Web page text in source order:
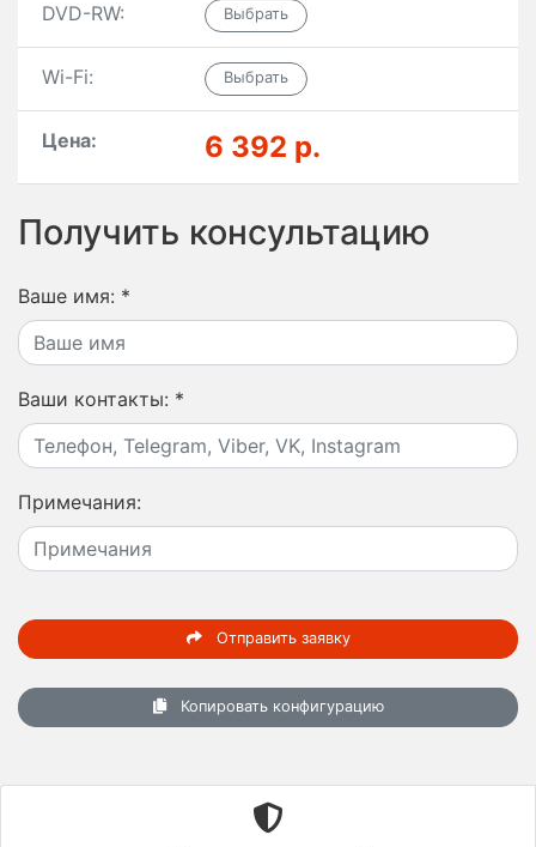
DVD-RW:
Wi-Fi:
Цена: 6 392 р.
Получить консультацию
Ваше имя: *
Ваши контакты: *
Примечания:
Отправить заявку
Копировать конфигурацию